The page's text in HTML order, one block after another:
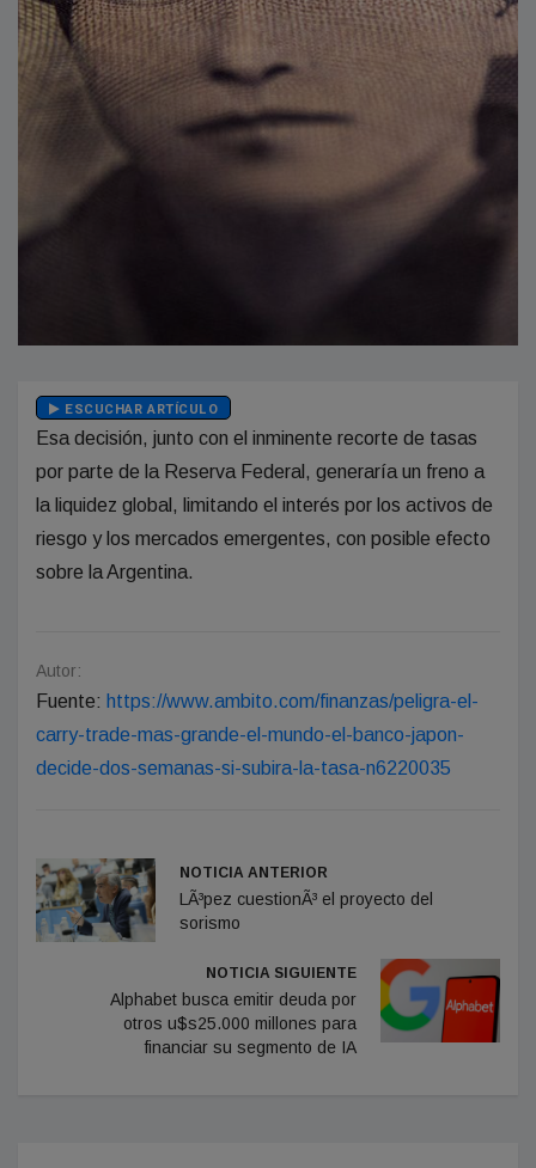
ESCUCHAR ARTÍCULO
Esa decisión, junto con el inminente recorte de tasas
por parte de la Reserva Federal, generaría un freno a
la liquidez global, limitando el interés por los activos de
riesgo y los mercados emergentes, con posible efecto
sobre la Argentina.
Autor:
Fuente: https://www.ambito.com/finanzas/peligra-el-
carry-trade-mas-grande-el-mundo-el-banco-japon-
decide-dos-semanas-si-subira-la-tasa-n6220035
NOTICIA ANTERIOR
LÃ³pez cuestionÃ³ el proyecto del
sorismo
NOTICIA SIGUIENTE
Alphabet busca emitir deuda por
otros u$s25.000 millones para
financiar su segmento de IA